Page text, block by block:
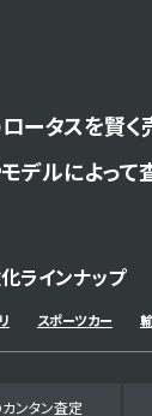
ータスを賢く
デルによって
ラインナップ
スポーツカー
ンタン査定